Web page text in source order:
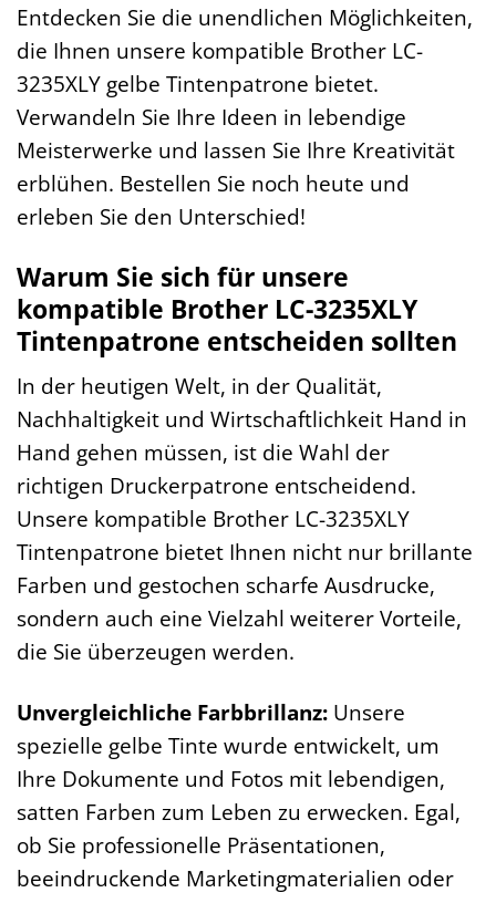
Entdecken Sie die unendlichen Möglichkeiten,
die Ihnen unsere kompatible Brother LC-
3235XLY gelbe Tintenpatrone bietet.
Verwandeln Sie Ihre Ideen in lebendige
Meisterwerke und lassen Sie Ihre Kreativität
erblühen. Bestellen Sie noch heute und
erleben Sie den Unterschied!
Warum Sie sich für unsere
kompatible Brother LC-3235XLY
Tintenpatrone entscheiden sollten
In der heutigen Welt, in der Qualität,
Nachhaltigkeit und Wirtschaftlichkeit Hand in
Hand gehen müssen, ist die Wahl der
richtigen Druckerpatrone entscheidend.
Unsere kompatible Brother LC-3235XLY
Tintenpatrone bietet Ihnen nicht nur brillante
Farben und gestochen scharfe Ausdrucke,
sondern auch eine Vielzahl weiterer Vorteile,
die Sie überzeugen werden.
Unvergleichliche Farbbrillanz: Unsere
spezielle gelbe Tinte wurde entwickelt, um
Ihre Dokumente und Fotos mit lebendigen,
satten Farben zum Leben zu erwecken. Egal,
ob Sie professionelle Präsentationen,
beeindruckende Marketingmaterialien oder